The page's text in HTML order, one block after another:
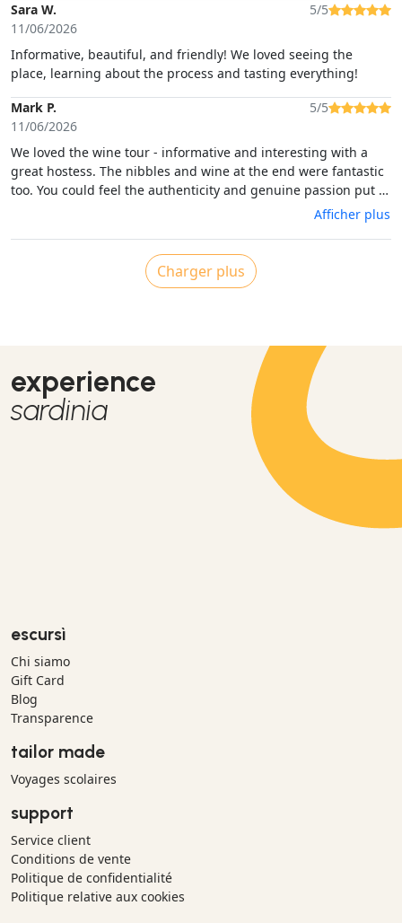
Sara W.
11/06/2026
5/5
Informative, beautiful, and friendly! We loved seeing the
place, learning about the process and tasting everything!
Mark P.
11/06/2026
5/5
We loved the wine tour - informative and interesting with a
great hostess. The nibbles and wine at the end were fantastic
too. You could feel the authenticity and genuine passion put in
to everything by the family running it all. Totally recommend.
Afficher plus
Charger plus
experience
sardinia
escursì
Chi siamo
Gift Card
Blog
Transparence
tailor made
Voyages scolaires
support
Service client
Conditions de vente
Politique de confidentialité
Politique relative aux cookies